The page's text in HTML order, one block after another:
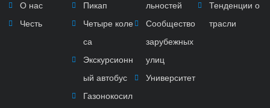
О нас
Честь
Пикап
Четыре коле
са
Экскурсионн
ый автобус
Газонокосил
льностей
Сообщество
зарубежных
улиц
Университет
Тенденции о
трасли